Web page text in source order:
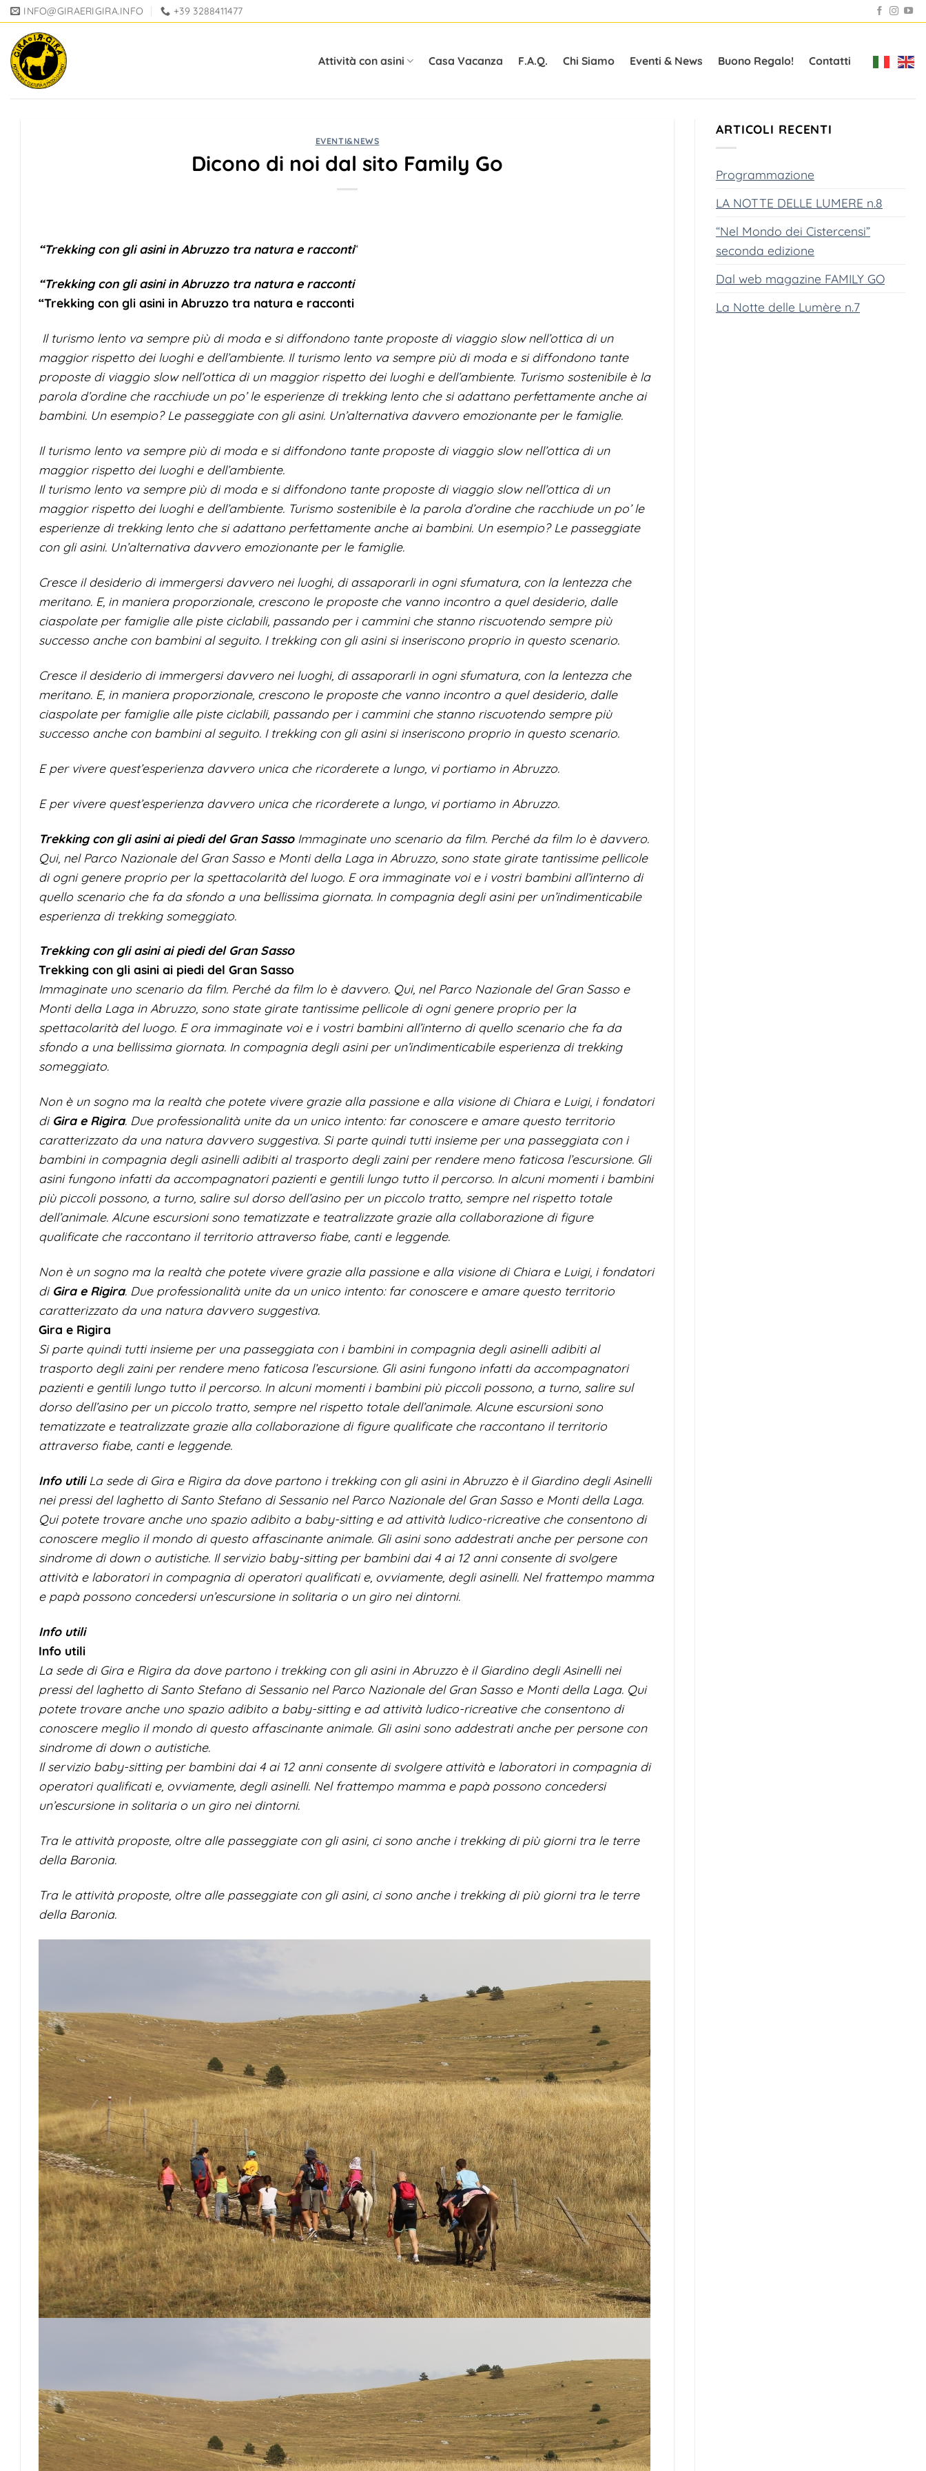
Salta
contenuti
INFO@GIRAERIGIRA.INFO +39 3288411477
Attività con asini Casa Vacanza F.A.Q. Chi Siamo Eventi & News Buono Regalo! Contatti
EVENTI&NEWS
Dicono di noi dal sito Family Go
“Trekking con gli asini in Abruzzo tra natura e racconti“
“Trekking con gli asini in Abruzzo tra natura e racconti
“Trekking con gli asini in Abruzzo tra natura e racconti
Il turismo lento va sempre più di moda e si diffondono tante proposte di viaggio slow nell’ottica di un
maggior rispetto dei luoghi e dell’ambiente. Il turismo lento va sempre più di moda e si diffondono tante
proposte di viaggio slow nell’ottica di un maggior rispetto dei luoghi e dell’ambiente. Turismo sostenibile è la
parola d’ordine che racchiude un po’ le esperienze di trekking lento che si adattano perfettamente anche ai
bambini. Un esempio? Le passeggiate con gli asini. Un’alternativa davvero emozionante per le famiglie.
Il turismo lento va sempre più di moda e si diffondono tante proposte di viaggio slow nell’ottica di un
maggior rispetto dei luoghi e dell’ambiente.
Il turismo lento va sempre più di moda e si diffondono tante proposte di viaggio slow nell’ottica di un
maggior rispetto dei luoghi e dell’ambiente. Turismo sostenibile è la parola d’ordine che racchiude un po’ le
esperienze di trekking lento che si adattano perfettamente anche ai bambini. Un esempio? Le passeggiate
con gli asini. Un’alternativa davvero emozionante per le famiglie.
Cresce il desiderio di immergersi davvero nei luoghi, di assaporarli in ogni sfumatura, con la lentezza che
meritano. E, in maniera proporzionale, crescono le proposte che vanno incontro a quel desiderio, dalle
ciaspolate per famiglie alle piste ciclabili, passando per i cammini che stanno riscuotendo sempre più
successo anche con bambini al seguito. I trekking con gli asini si inseriscono proprio in questo scenario.
Cresce il desiderio di immergersi davvero nei luoghi, di assaporarli in ogni sfumatura, con la lentezza che
meritano. E, in maniera proporzionale, crescono le proposte che vanno incontro a quel desiderio, dalle
ciaspolate per famiglie alle piste ciclabili, passando per i cammini che stanno riscuotendo sempre più
successo anche con bambini al seguito. I trekking con gli asini si inseriscono proprio in questo scenario.
E per vivere quest’esperienza davvero unica che ricorderete a lungo, vi portiamo in Abruzzo.
E per vivere quest’esperienza davvero unica che ricorderete a lungo, vi portiamo in Abruzzo.
Trekking con gli asini ai piedi del Gran Sasso Immaginate uno scenario da film. Perché da film lo è davvero.
Qui, nel Parco Nazionale del Gran Sasso e Monti della Laga in Abruzzo, sono state girate tantissime pellicole
di ogni genere proprio per la spettacolarità del luogo. E ora immaginate voi e i vostri bambini all’interno di
quello scenario che fa da sfondo a una bellissima giornata. In compagnia degli asini per un’indimenticabile
esperienza di trekking someggiato.
Trekking con gli asini ai piedi del Gran Sasso
Trekking con gli asini ai piedi del Gran Sasso
Immaginate uno scenario da film. Perché da film lo è davvero. Qui, nel Parco Nazionale del Gran Sasso e
Monti della Laga in Abruzzo, sono state girate tantissime pellicole di ogni genere proprio per la
spettacolarità del luogo. E ora immaginate voi e i vostri bambini all’interno di quello scenario che fa da
sfondo a una bellissima giornata. In compagnia degli asini per un’indimenticabile esperienza di trekking
someggiato.
Non è un sogno ma la realtà che potete vivere grazie alla passione e alla visione di Chiara e Luigi, i fondatori
di Gira e Rigira. Due professionalità unite da un unico intento: far conoscere e amare questo territorio
caratterizzato da una natura davvero suggestiva. Si parte quindi tutti insieme per una passeggiata con i
bambini in compagnia degli asinelli adibiti al trasporto degli zaini per rendere meno faticosa l’escursione. Gli
asini fungono infatti da accompagnatori pazienti e gentili lungo tutto il percorso. In alcuni momenti i bambini
più piccoli possono, a turno, salire sul dorso dell’asino per un piccolo tratto, sempre nel rispetto totale
dell’animale. Alcune escursioni sono tematizzate e teatralizzate grazie alla collaborazione di figure
qualificate che raccontano il territorio attraverso fiabe, canti e leggende.
Non è un sogno ma la realtà che potete vivere grazie alla passione e alla visione di Chiara e Luigi, i fondatori
di Gira e Rigira. Due professionalità unite da un unico intento: far conoscere e amare questo territorio
caratterizzato da una natura davvero suggestiva.
Gira e Rigira
Si parte quindi tutti insieme per una passeggiata con i bambini in compagnia degli asinelli adibiti al
trasporto degli zaini per rendere meno faticosa l’escursione. Gli asini fungono infatti da accompagnatori
pazienti e gentili lungo tutto il percorso. In alcuni momenti i bambini più piccoli possono, a turno, salire sul
dorso dell’asino per un piccolo tratto, sempre nel rispetto totale dell’animale. Alcune escursioni sono
tematizzate e teatralizzate grazie alla collaborazione di figure qualificate che raccontano il territorio
attraverso fiabe, canti e leggende.
Info utili La sede di Gira e Rigira da dove partono i trekking con gli asini in Abruzzo è il Giardino degli Asinelli
nei pressi del laghetto di Santo Stefano di Sessanio nel Parco Nazionale del Gran Sasso e Monti della Laga.
Qui potete trovare anche uno spazio adibito a baby-sitting e ad attività ludico-ricreative che consentono di
conoscere meglio il mondo di questo affascinante animale. Gli asini sono addestrati anche per persone con
sindrome di down o autistiche. Il servizio baby-sitting per bambini dai 4 ai 12 anni consente di svolgere
attività e laboratori in compagnia di operatori qualificati e, ovviamente, degli asinelli. Nel frattempo mamma
e papà possono concedersi un’escursione in solitaria o un giro nei dintorni.
Info utili
Info utili
La sede di Gira e Rigira da dove partono i trekking con gli asini in Abruzzo è il Giardino degli Asinelli nei
pressi del laghetto di Santo Stefano di Sessanio nel Parco Nazionale del Gran Sasso e Monti della Laga. Qui
potete trovare anche uno spazio adibito a baby-sitting e ad attività ludico-ricreative che consentono di
conoscere meglio il mondo di questo affascinante animale. Gli asini sono addestrati anche per persone con
sindrome di down o autistiche.
Il servizio baby-sitting per bambini dai 4 ai 12 anni consente di svolgere attività e laboratori in compagnia di
operatori qualificati e, ovviamente, degli asinelli. Nel frattempo mamma e papà possono concedersi
un’escursione in solitaria o un giro nei dintorni.
Tra le attività proposte, oltre alle passeggiate con gli asini, ci sono anche i trekking di più giorni tra le terre
della Baronia.
Tra le attività proposte, oltre alle passeggiate con gli asini, ci sono anche i trekking di più giorni tra le terre
della Baronia.
ARTICOLI RECENTI
Programmazione
LA NOTTE DELLE LUMERE n.8
“Nel Mondo dei Cistercensi”
seconda edizione
Dal web magazine FAMILY GO
La Notte delle Lumère n.7